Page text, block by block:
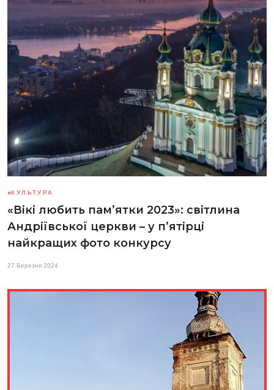
КУЛЬТУРА
«Вікі любить пам’ятки 2023»: світлина
Андріївської церкви – у п’ятірці
найкращих фото конкурсу
27 Березня 2024